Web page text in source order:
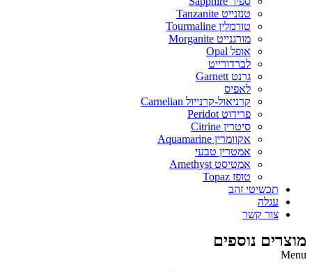
טנזנייט Tanzanite
טורמלין Tourmaline
מורגנייט Morganite
אופל Opal
לברדורייט
גרנט Garnett
לאפיס
קרניאול-קרנייול Carnelian
פרידוט Peridot
סיטרין Citrine
אקוומרין Aquamarine
אמטרין טבעי
אמטיסט Amethyst
טופז Topaz
תכשיטי זהב
עגלה
צור קשר
מוצרים נוספים
Menu